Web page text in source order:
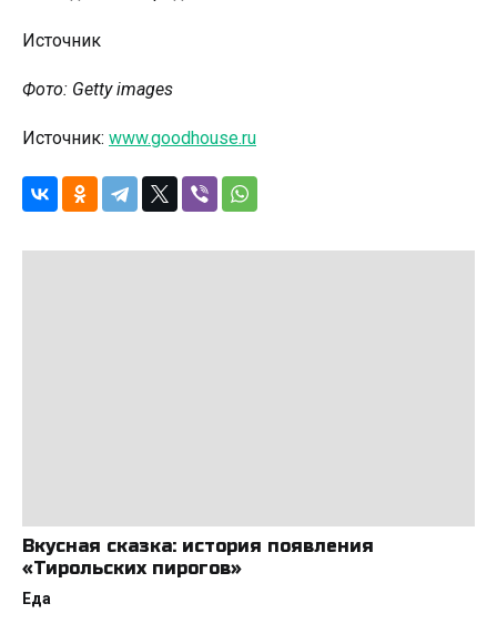
Источник
Фото: Getty images
Источник: www.goodhouse.ru
Вкусная сказка: история появления
«Тирольских пирогов»
Еда